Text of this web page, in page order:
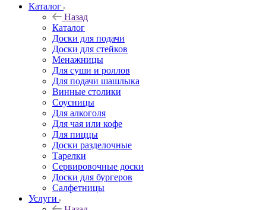
Каталог
Назад
Каталог
Доски для подачи
Доски для стейков
Менажницы
Для суши и роллов
Для подачи шашлыка
Винные столики
Соусницы
Для алкоголя
Для чая или кофе
Для пиццы
Доски разделочные
Тарелки
Сервировочные доски
Доски для бургеров
Салфетницы
Услуги